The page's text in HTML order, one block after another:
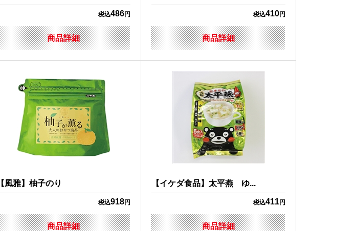
税込486円
商品詳細
税込410円
商品詳細
【風雅】柚子のり
税込918円
商品詳細
【イケダ食品】太平燕 ゆ...
税込411円
商品詳細